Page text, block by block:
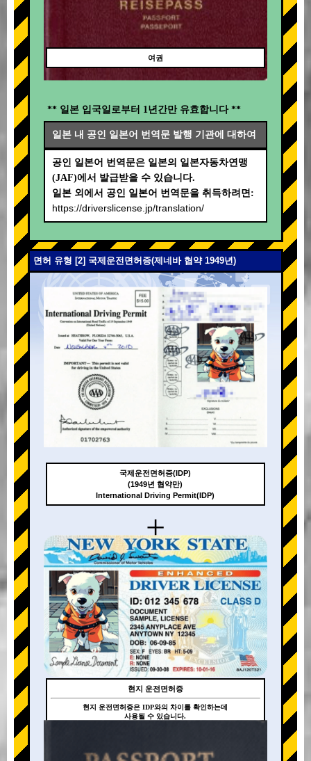
여권
** 일본 입국일로부터 1년간만 유효합니다 **
일본 내 공인 일본어 번역문 발행 기관에 대하여
공인 일본어 번역문은 일본의 일본자동차연맹
(JAF)에서 발급받을 수 있습니다.
일본 외에서 공인 일본어 번역문을 취득하려면:
https://driverslicense.jp/translation/
면허 유형 [2] 국제운전면허증(제네바 협약 1949년)
+
+
국제운전면허증(IDP)
(1949년 협약만)
International Driving Permit(IDP)
현지 운전면허증
현지 운전면허증은 IDP와의 차이를 확인하는데
사용될 수 있습니다.